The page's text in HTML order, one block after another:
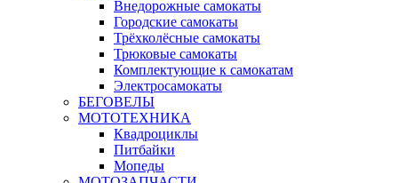
Внедорожные самокаты
Городские самокаты
Трёхколёсные самокаты
Трюковые самокаты
Комплектующие к самокатам
Электросамокаты
БЕГОВЕЛЫ
МОТОТЕХНИКА
Квадроциклы
Питбайки
Мопеды